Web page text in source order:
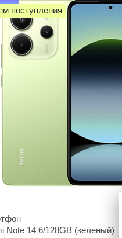
Note 14 6/128GB (зеленый)
поступления